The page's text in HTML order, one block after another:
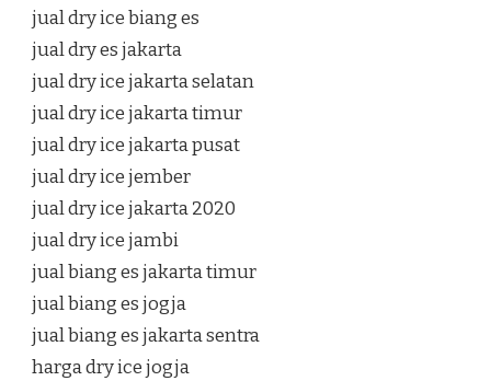
jual dry ice biang es
jual dry es jakarta
jual dry ice jakarta selatan
jual dry ice jakarta timur
jual dry ice jakarta pusat
jual dry ice jember
jual dry ice jakarta 2020
jual dry ice jambi
jual biang es jakarta timur
jual biang es jogja
jual biang es jakarta sentra
harga dry ice jogja